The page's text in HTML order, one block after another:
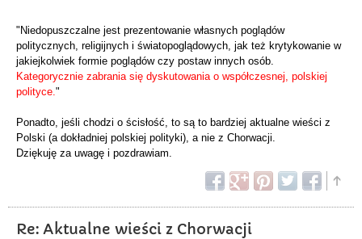
"Niedopuszczalne jest prezentowanie własnych poglądów
politycznych, religijnych i światopoglądowych, jak też krytykowanie w
jakiejkolwiek formie poglądów czy postaw innych osób.
Kategorycznie zabrania się dyskutowania o współczesnej, polskiej
polityce. "
Ponadto, jeśli chodzi o ścisłość, to są to bardziej aktualne wieści z
Polski (a dokładniej polskiej polityki), a nie z Chorwacji.
Dziękuję za uwagę i pozdrawiam.
Re: Aktualne wieści z Chorwacji